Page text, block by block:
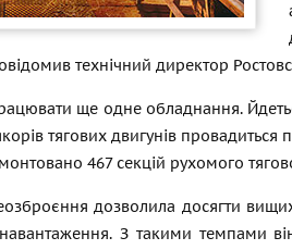
технічний директор
ще одне обладнання.
тягових двигунів провадиться
467 секцій рухомого
дозволила досягти
З такими темпами